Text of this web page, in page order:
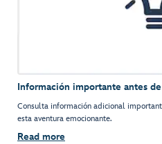
Información importante antes
Consulta información adicional
esta aventura emocionante.
Read more